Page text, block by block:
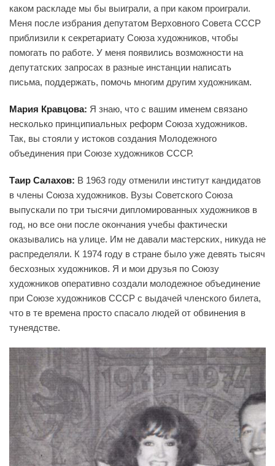
каком раскладе мы бы выиграли, а при каком проиграли.
Меня после избрания депутатом Верховного Совета СССР
приблизили к секретариату Союза художников, чтобы
помогать по работе. У меня появились возможности на
депутатских запросах в разные инстанции написать
письма, поддержать, помочь многим другим художникам.
Мария Кравцова: Я знаю, что с вашим именем связано
несколько принципиальных реформ Союза художников.
Так, вы стояли у истоков создания Молодежного
объединения при Союзе художников СССР.
Таир Салахов: В 1963 году отменили институт кандидатов
в члены Союза художников. Вузы Советского Союза
выпускали по три тысячи дипломированных художников в
год, но все они после окончания учебы фактически
оказывались на улице. Им не давали мастерских, никуда не
распределяли. К 1974 году в стране было уже девять тысяч
бесхозных художников. Я и мои друзья по Союзу
художников оперативно создали молодежное объединение
при Союзе художников СССР с выдачей членского билета,
что в те времена просто спасало людей от обвинения в
тунеядстве.